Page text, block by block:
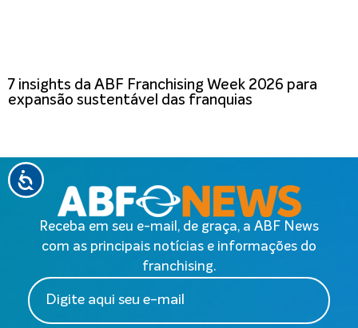
7 insights da ABF Franchising Week 2026 para
expansão sustentável das franquias
Receba em seu e-mail, de graça, a ABF News
com as principais notícias e informações do
franchising.